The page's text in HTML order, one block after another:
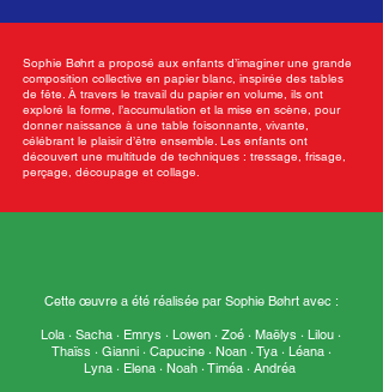
Sophie Bøhrt a proposé aux enfants d’imaginer une grande
composition collective en papier blanc, inspirée des tables
de fête. À travers le travail du papier en volume, ils ont
exploré la forme, l’accumulation et la mise en scène, pour
donner naissance à une table foisonnante, vivante,
célébrant le plaisir d’être ensemble. Les enfants ont
découvert une multitude de techniques : tressage, frisage,
perçage, découpage et collage.
Cette œuvre a été réalisée par Sophie Bøhrt avec :
Lola · Sacha · Emrys · Lowen · Zoé · Maëlys · Lilou ·
Thaïss · Gianni · Capucine · Noan · Tya · Léana ·
Lyna · Elena · Noah · Timéa · Andréa